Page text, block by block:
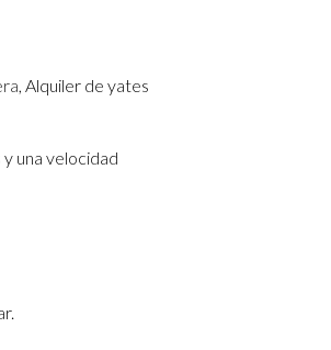
, Alquiler de yates
una velocidad